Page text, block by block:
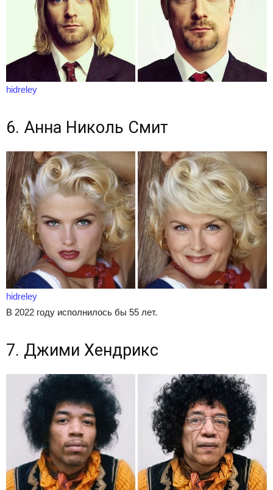
hidreley
6. Анна Николь Смит
hidreley
В 2022 году исполнилось бы 55 лет.
7. Джими Хендрикс